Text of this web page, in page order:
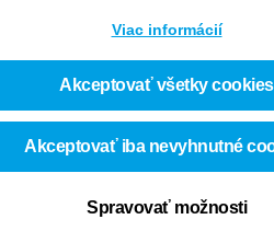
Viac informácií
Akceptovať všetky cookies
Akceptovať iba nevyhnutné
Spravovať možnosti
odolnosť, pevnosť a
svetového pohára. Pokiaľ
meničom SHIMANO
s chladiacimi výstupkami.